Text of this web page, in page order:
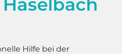
Hilfe bei der